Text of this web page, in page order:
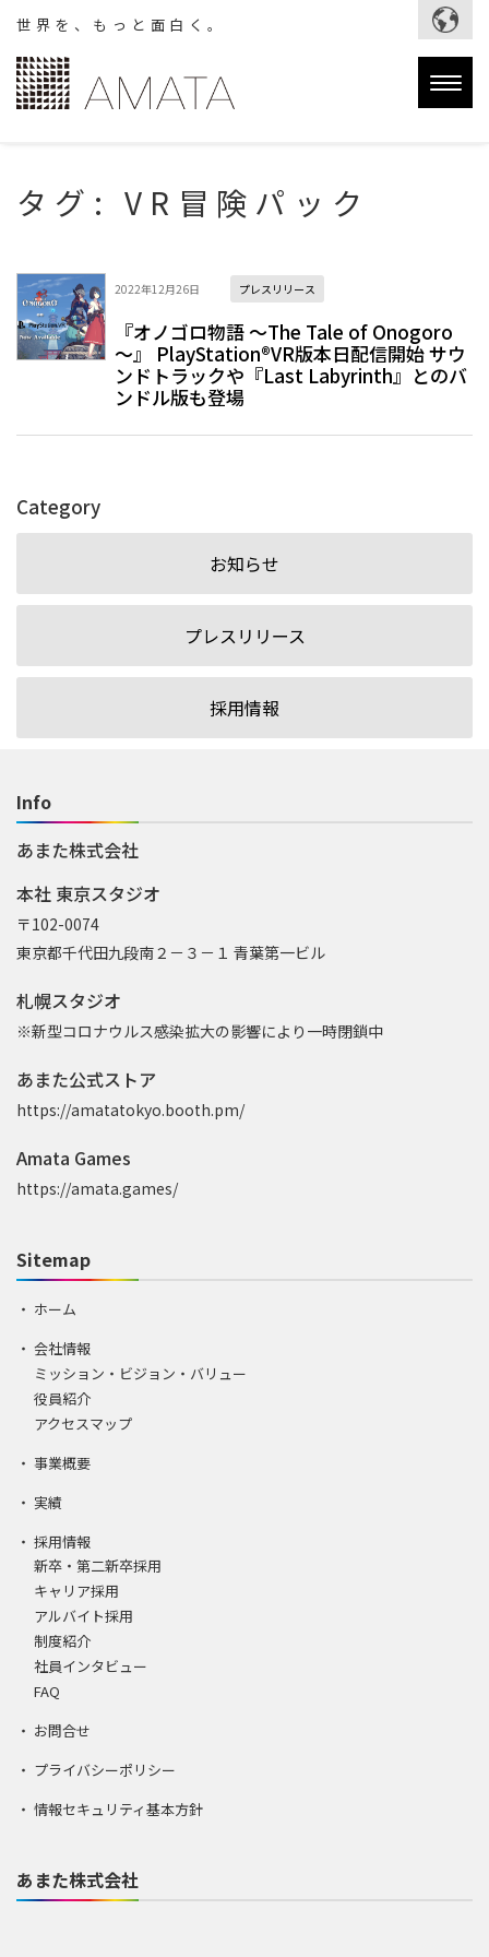
世界を、もっと面白く。
タグ:VR冒険パック
2022年12月26日 プレスリリース
『オノゴロ物語 ～The Tale of Onogoro
～』 PlayStation®VR版本日配信開始 サウ
ンドトラックや『Last Labyrinth』とのバ
ンドル版も登場
Category
お知らせ
プレスリリース
採用情報
Info
あまた株式会社
本社 東京スタジオ
〒102-0074
東京都千代田九段南２－３－１ 青葉第一ビル
札幌スタジオ
※新型コロナウルス感染拡大の影響により一時閉鎖中
あまた公式ストア
https://amatatokyo.booth.pm/
Amata Games
https://amata.games/
Sitemap
ホーム
会社情報
ミッション・ビジョン・バリュー
役員紹介
アクセスマップ
事業概要
実績
採用情報
新卒・第二新卒採用
キャリア採用
アルバイト採用
制度紹介
社員インタビュー
FAQ
お問合せ
プライバシーポリシー
情報セキュリティ基本方針
あまた株式会社